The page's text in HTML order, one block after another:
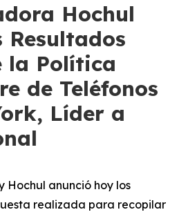
Hochul
Resultados
la Política
de Teléfonos
Líder a
Hochul anunció hoy los
realizada para recopilar